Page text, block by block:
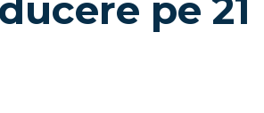
pe 21